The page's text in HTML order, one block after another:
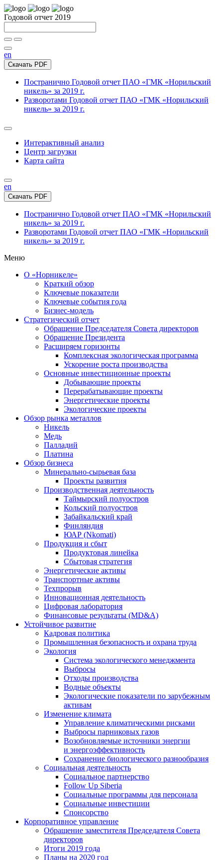
Годовой отчет 2019
en
Скачать PDF
Постранично Годовой отчет ПАО «ГМК «Норильский
никель» за 2019 г.
Разворотами Годовой отчет ПАО «ГМК «Норильский
никель» за 2019 г.
Интерактивный анализ
Центр загрузки
Карта сайта
en
Скачать PDF
Постранично Годовой отчет ПАО «ГМК «Норильский
никель» за 2019 г.
Разворотами Годовой отчет ПАО «ГМК «Норильский
никель» за 2019 г.
Меню
О «Норникеле»
Краткий обзор
Ключевые показатели
Ключевые события года
Бизнес-модель
Стратегический отчет
Обращение Председателя Совета директоров
Обращение Президента
Расширяем горизонты
Комплексная экологическая программа
Ускорение роста производства
Основные инвестиционные проекты
Добывающие проекты
Перерабатывающие проекты
Энергетические проекты
Экологические проекты
Обзор рынка металлов
Никель
Медь
Палладий
Платина
Обзор бизнеса
Минерально-сырьевая база
Проекты развития
Производственная деятельность
Таймырский полуостров
Кольский полуостров
Забайкальский край
Финляндия
ЮАР (Nkomati)
Продукция и сбыт
Продуктовая линейка
Сбытовая стратегия
Энергетические активы
Транспортные активы
Техпрорыв
Инновационная деятельность
Цифровая лаборатория
Финансовые результаты (MD&A)
Устойчивое развитие
Кадровая политика
Промышленная безопасность и охрана труда
Экология
Система экологического менеджмента
Выбросы
Отходы производства
Водные объекты
Экологические показатели по зарубежным
активам
Изменение климата
Управление климатическими рисками
Выбросы парниковых газов
Возобновляемые источники энергии
и энергоэффективность
Сохранение биологического разнообразия
Социальная деятельность
Социальное партнерство
Follow Up Siberia
Социальные программы для персонала
Социальные инвестиции
Спонсорство
Корпоративное управление
Обращение заместителя Председателя Совета
директоров
Итоги 2019 года
Планы на 2020 год